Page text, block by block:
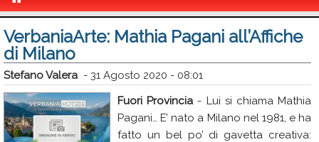
Politica
Sport
Eventi
Info Utili
VerbaniaArte: Mathia Pagani all’Affiche
di Milano
Stefano Valera - 31 Agosto 2020 - 08:01
Fuori Provincia - Lui si chiama Mathia
Pagani… E’ nato a Milano nel 1981, e ha
fatto un bel po’ di gavetta creativa: